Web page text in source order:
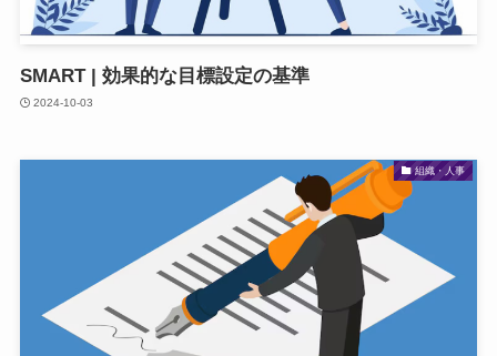
SMART | 効果的な目標設定の基準
2024-10-03
組織・人事